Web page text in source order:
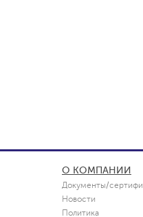
О КОМПАНИИ
Документы/
Новости
Политика